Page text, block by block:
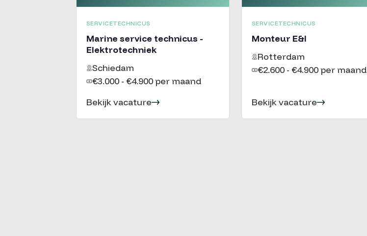
SERVICETECHNICUS
Marine service technicus -
Elektrotechniek
Schiedam
€3.000 - €4.900 per maand
Bekijk vacature
SERVICETECHNICUS
Monteur E&I
Rotterdam
€2.600 - €4.900 per maand
Bekijk vacature